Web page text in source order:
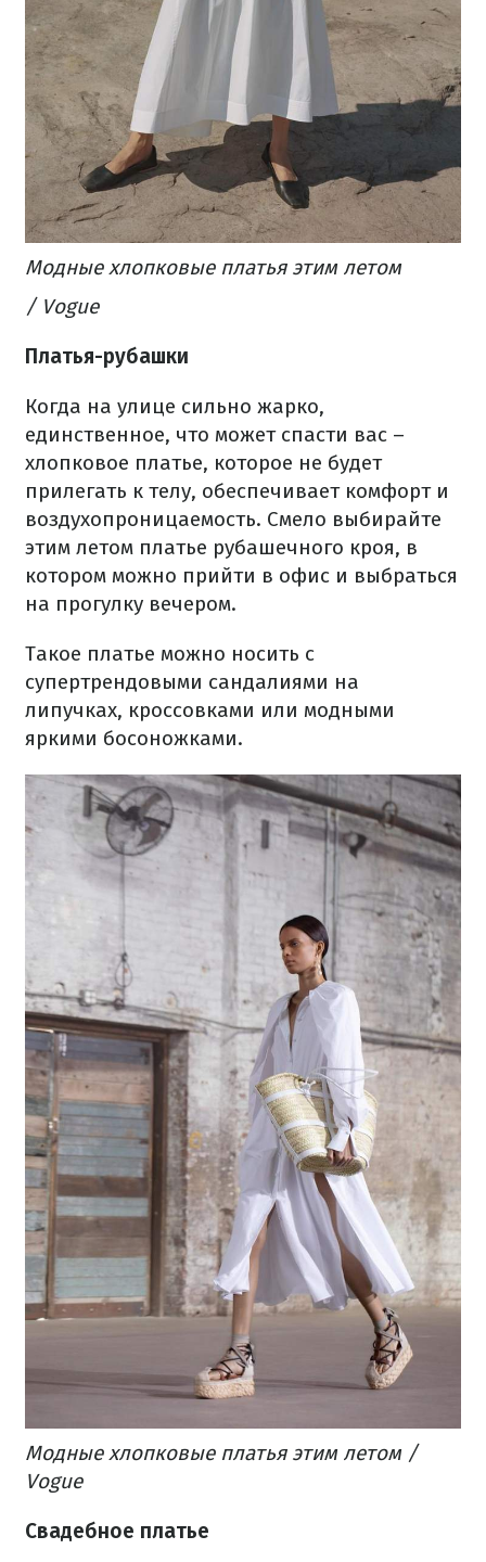
Модные хлопковые платья этим летом
/ Vogue
Платья-рубашки
Когда на улице сильно жарко,
единственное, что может спасти вас –
хлопковое платье, которое не будет
прилегать к телу, обеспечивает комфорт и
воздухопроницаемость. Смело выбирайте
этим летом платье рубашечного кроя, в
котором можно прийти в офис и выбраться
на прогулку вечером.
Такое платье можно носить с
супертрендовыми сандалиями на
липучках, кроссовками или модными
яркими босоножками.
Модные хлопковые платья этим летом /
Vogue
Свадебное платье